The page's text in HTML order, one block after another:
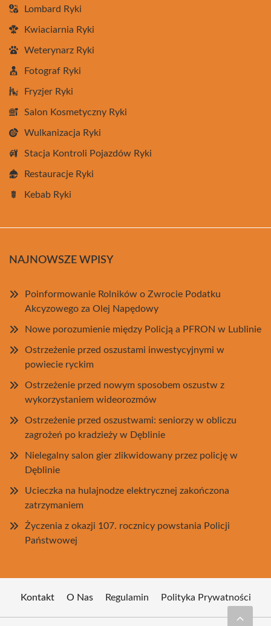
Lombard Ryki
Kwiaciarnia Ryki
Weterynarz Ryki
Fotograf Ryki
Fryzjer Ryki
Salon Kosmetyczny Ryki
Wulkanizacja Ryki
Stacja Kontroli Pojazdów Ryki
Restauracje Ryki
Kebab Ryki
NAJNOWSZE WPISY
Poinformowanie Rolników o Zwrocie Podatku
Akcyzowego za Olej Napędowy
Nowe porozumienie między Policją a PFRON w Lublinie
Ostrzeżenie przed oszustami inwestycyjnymi w
powiecie ryckim
Ostrzeżenie przed nowym sposobem oszustw z
wykorzystaniem wideorozmów
Ostrzeżenie przed oszustwami: seniorzy w obliczu
zagrożeń po kradzieży w Dęblinie
Nielegalny salon gier zlikwidowany przez policję w
Dęblinie
Ucieczka na hulajnodze elektrycznej zakończona
zatrzymaniem
Życzenia z okazji 107. rocznicy powstania Policji
Państwowej
Kontakt O Nas Regulamin Polityka Prywatności